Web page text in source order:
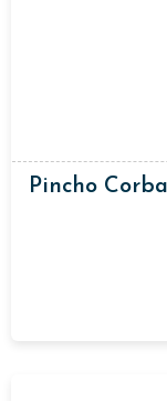
Pincho